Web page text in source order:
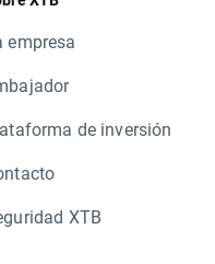
empresa
de inversión
XTB